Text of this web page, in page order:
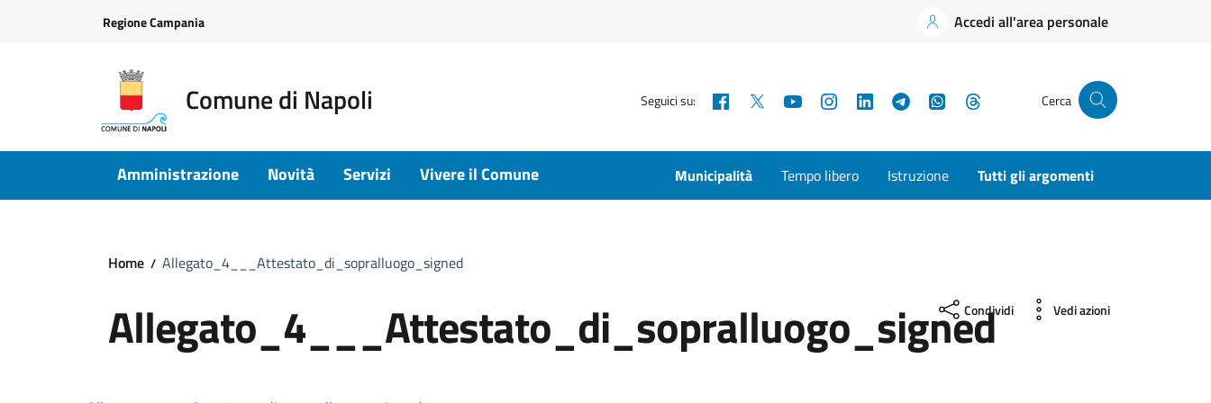
Regione Campania Accedi all'area personale
Comune di Napoli Seguici su: Facebook YouTubeInstagramLinkedInTelegramWhatsApp Cerca
Amministrazione Novità Servizi Vivere il Comune Municipalità Tempo libero Istruzione Tutti gli argomenti
Home Allegato_4___Attestato_di_sopralluogo_signed
Allegato_4___Attestato_di_sopralluogo_signed
Condividi Vedi azioni